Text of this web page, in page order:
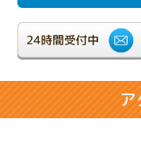
2024.06.21
相続が複雑化しや
相続人同士の折り